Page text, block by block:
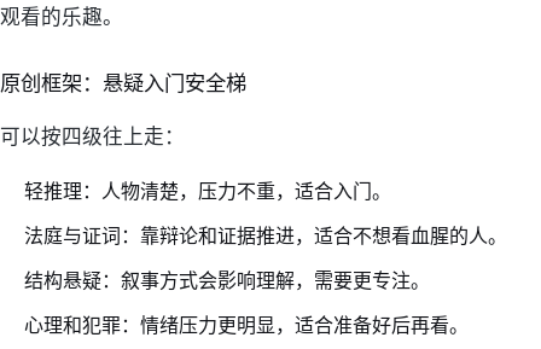
观看的乐趣。
原创框架：悬疑入门安全梯
可以按四级往上走：
轻推理：人物清楚，压力不重，适合入门。
法庭与证词：靠辩论和证据推进，适合不想看血腥的人。
结构悬疑：叙事方式会影响理解，需要更专注。
心理和犯罪：情绪压力更明显，适合准备好后再看。